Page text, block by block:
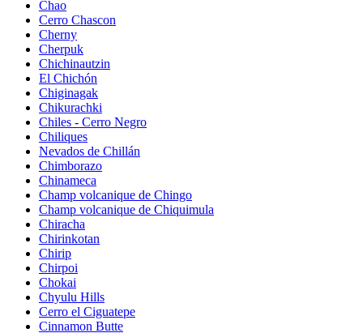
Chao
Cerro Chascon
Cherny
Cherpuk
Chichinautzin
El Chichón
Chiginagak
Chikurachki
Chiles - Cerro Negro
Chiliques
Nevados de Chillán
Chimborazo
Chinameca
Champ volcanique de Chingo
Champ volcanique de Chiquimula
Chiracha
Chirinkotan
Chirip
Chirpoi
Chokai
Chyulu Hills
Cerro el Ciguatepe
Cinnamon Butte